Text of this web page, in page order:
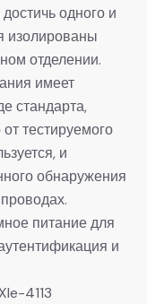
одного и
изолированы
отделении.
имеет
стандарта,
тестируемого
и
обнаружения
питание для
и
4113